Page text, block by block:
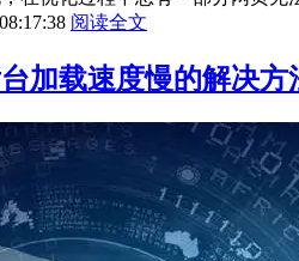
阅读全文
加载速度慢的解决方